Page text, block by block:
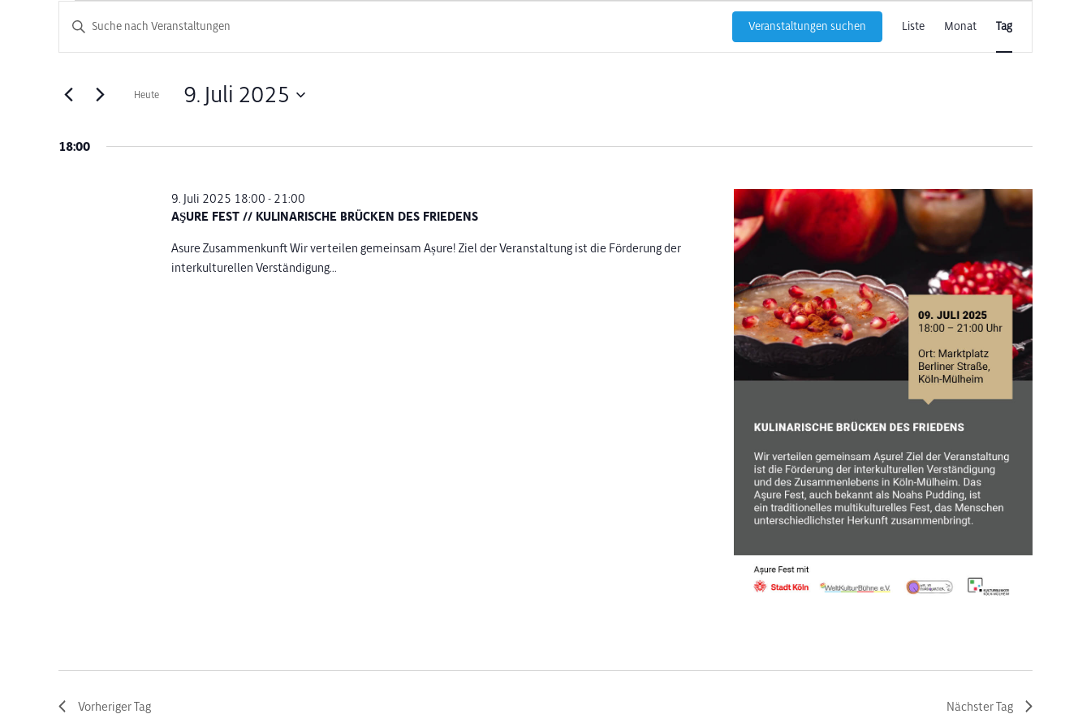
Veranstaltungen
9.
Juli
Veranstaltungen
Suche
und
Ansichten,
Bitte
nach
Schlüsselwort.
Veranstaltungen suchen
Ansichten-
Liste Monat Tag
Heute 9. Juli 2025
18:00
AŞURE FEST // KULINARISCHE BRÜCKEN DES FRIEDENS
9. Juli 2025 18:00 - 21:00
Asure Zusammenkunft Wir verteilen gemeinsam Așure! Ziel der Veranstaltung ist die Förderung der
interkulturellen Verständigung...
Vorheriger Tag Nächster Tag